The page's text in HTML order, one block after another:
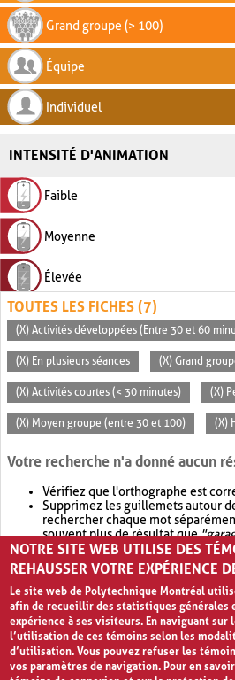
Grand groupe (> 100)
Équipe
Individuel
INTENSITÉ D'ANIMATION
Faible
Moyenne
Élevée
TOUTES LES FICHES (7)
(X) Activités développées (Entre 30 et 60
(X) En plusieurs séances (X) Grand
(X) Activités courtes (< 30 minutes) (X)
(X) Moyen groupe (entre 30 et 100) (X)
Votre recherche n'a donné aucun
Vérifiez que l'orthographe est
Supprimez les guillemets autour
rechercher chaque mot
souvent plus de résultat que
Envisagez d'élargir votre
retournera souvent plus de
NOTRE SITE WEB UTILISE DES
REHAUSSER VOTRE EXPÉRIENCE
Le site web de Polytechnique Montréal
afin de recueillir des statistiques
expérience à ses visiteurs. En naviguant sur
l’utilisation de ces témoins selon les
d’utilisation. Vous pouvez refuser les
vos paramètres de navigation. Pour en